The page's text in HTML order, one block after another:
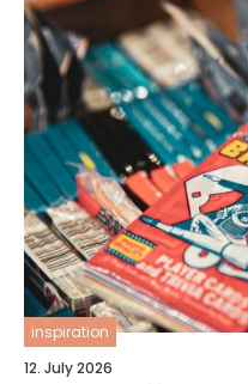
inspiration
12. July 2026